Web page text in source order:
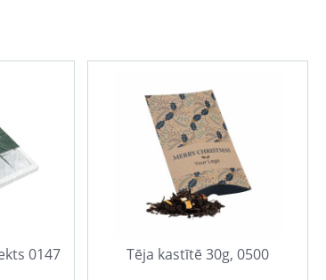
0147 Tēja kastītē 30g, 0500